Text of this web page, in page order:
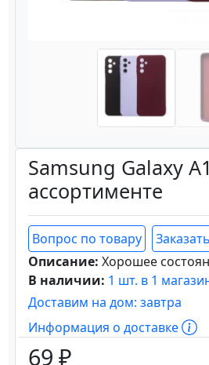
Samsung Galaxy
ассортименте
Вопрос по товару
Описание: Хорошее
В наличии: 1 шт. в 1
Доставим на дом: завтра
Информация о доставке
69 ₽